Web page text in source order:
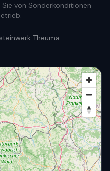
von Sonderkonditionen
Theuma